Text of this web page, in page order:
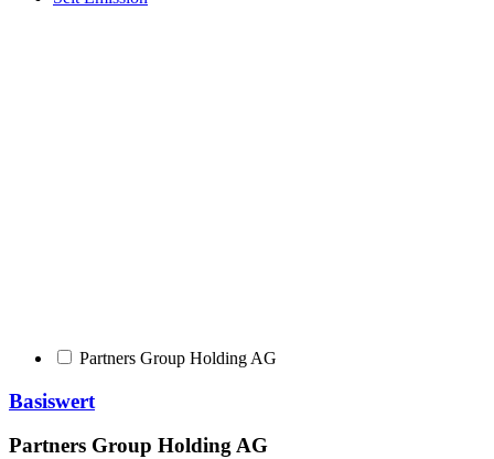
Partners Group Holding AG
Basiswert
Partners Group Holding AG